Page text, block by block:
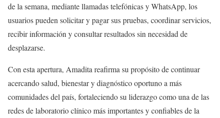
de la semana, mediante llamadas telefónicas y WhatsApp, los
usuarios pueden solicitar y pagar sus pruebas, coordinar servicios,
recibir información y consultar resultados sin necesidad de
desplazarse.
Con esta apertura, Amadita reafirma su propósito de continuar
acercando salud, bienestar y diagnóstico oportuno a más
comunidades del país, fortaleciendo su liderazgo como una de las
redes de laboratorio clínico más importantes y confiables de la